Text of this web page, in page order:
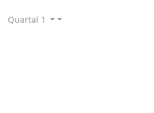
Quartal 1